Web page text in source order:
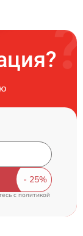
cполитикой